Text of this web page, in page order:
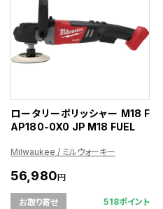
ロータリーポリッシャー M18 F
AP180-0X0 JP M18 FUEL
Milwaukee / ミルウォーキー
56,980円
お取り寄せ 518ポイント